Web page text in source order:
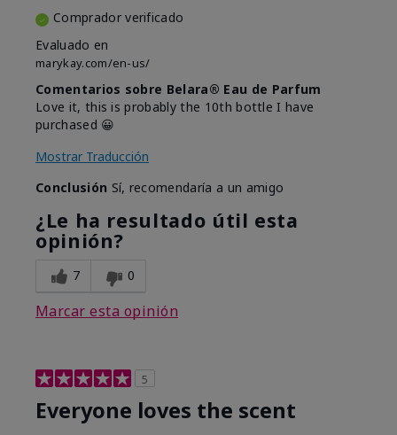
Comprador verificado
Evaluado en
marykay.com/en-us/
Comentarios sobre Belara® Eau de Parfum
Love it, this is probably the 10th bottle I have
purchased 😀
Mostrar Traducción
Conclusión Sí, recomendaría a un amigo
¿Le ha resultado útil esta
opinión?
7 0
Marcar esta opinión
5
Everyone loves the scent